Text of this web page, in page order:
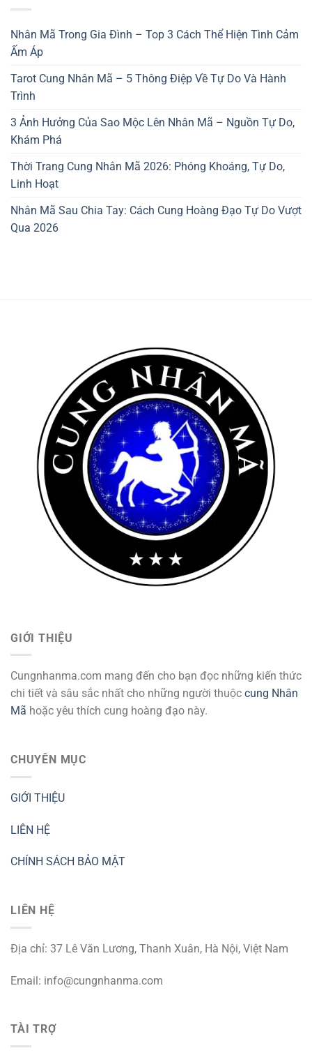
Nhân Mã Trong Gia Đình – Top 3 Cách Thể Hiện Tình Cảm
Ấm Áp
Tarot Cung Nhân Mã – 5 Thông Điệp Về Tự Do Và Hành
Trình
3 Ảnh Hưởng Của Sao Mộc Lên Nhân Mã – Nguồn Tự Do,
Khám Phá
Thời Trang Cung Nhân Mã 2026: Phóng Khoáng, Tự Do,
Linh Hoạt
Nhân Mã Sau Chia Tay: Cách Cung Hoàng Đạo Tự Do Vượt
Qua 2026
GIỚI THIỆU
Cungnhanma.com mang đến cho bạn đọc những kiến thức
chi tiết và sâu sắc nhất cho những người thuộc cung Nhân
Mã hoặc yêu thích cung hoàng đạo này.
CHUYÊN MỤC
GIỚI THIỆU
LIÊN HỆ
CHÍNH SÁCH BẢO MẬT
LIÊN HỆ
Địa chỉ: 37 Lê Văn Lương, Thanh Xuân, Hà Nội, Việt Nam
Email: info@cungnhanma.com
TÀI TRỢ